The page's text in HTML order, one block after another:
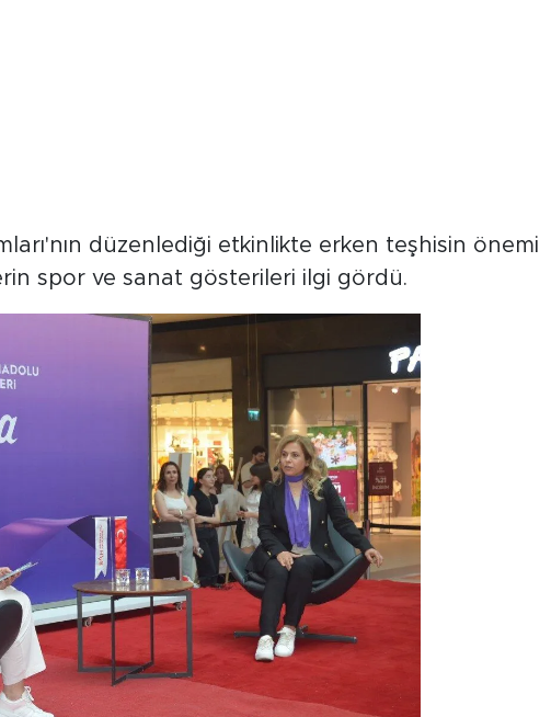
düzenlediği etkinlikte erken teşhisin önemi
spor ve sanat gösterileri ilgi gördü.